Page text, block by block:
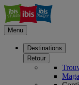
Menu
Destinations
Retour